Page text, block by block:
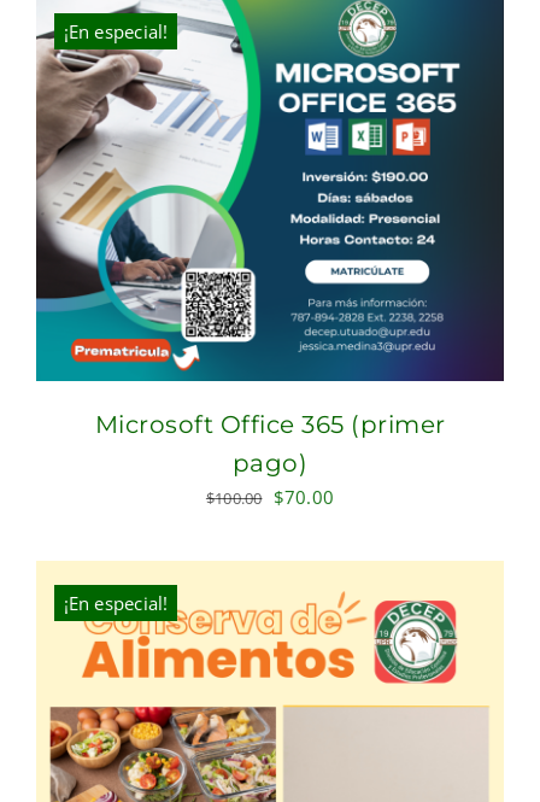
$100.00.$70.00.
¡En especial!
Microsoft Office 365 (primer
pago)
$100.00 Original
was:
$100.00.
$70.00
is:
$70.00.
¡En especial!